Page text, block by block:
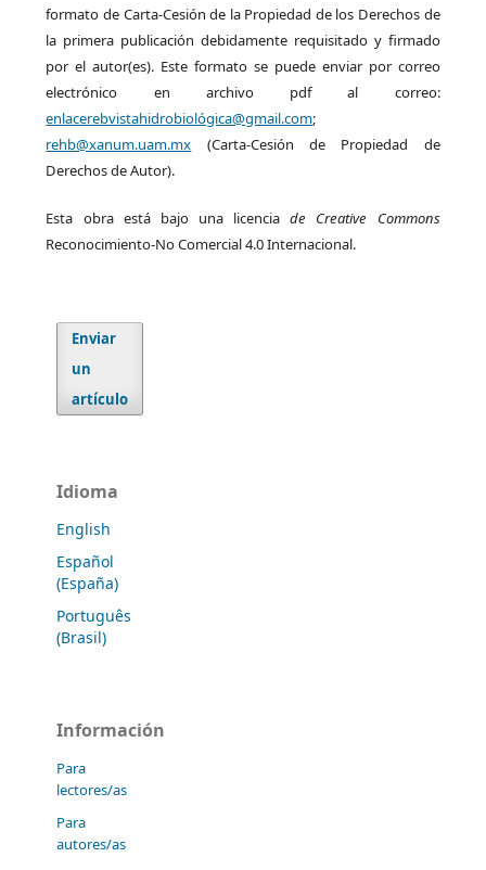
formato de Carta-Cesión de la Propiedad de los Derechos de
la primera publicación debidamente requisitado y firmado
por el autor(es). Este formato se puede enviar por correo
electrónico en archivo pdf al correo:
enlacerebvistahidrobiológica@gmail.com;
rehb@xanum.uam.mx (Carta-Cesión de Propiedad de
Derechos de Autor).
Esta obra está bajo una licenciade Creative Commons
Reconocimiento-No Comercial 4.0 Internacional.
Enviar
un
artículo
Idioma
English
Español
(España)
Português
(Brasil)
Información
Para
lectores/as
Para
autores/as